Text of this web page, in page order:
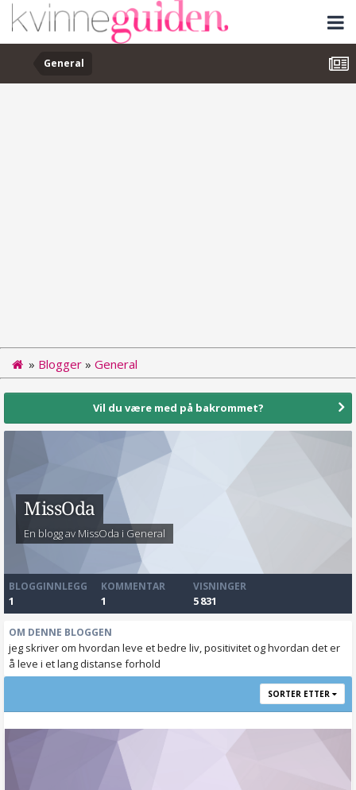
General
» Blogger » General
Vil du være med på bakrommet?
MissOda
En blogg av MissOda i General
BLOGGINNLEGG
1
KOMMENTAR
1
VISNINGER
5 831
OM DENNE BLOGGEN
jeg skriver om hvordan leve et bedre liv, positivitet og hvordan det er
å leve i et lang distanse forhold
SORTER ETTER